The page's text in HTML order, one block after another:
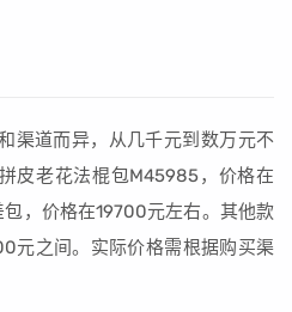
渠道而异，从几千元到数万元不
皮老花法棍包M45985，价格在
，价格在19700元左右。其他款
元之间。实际价格需根据购买渠